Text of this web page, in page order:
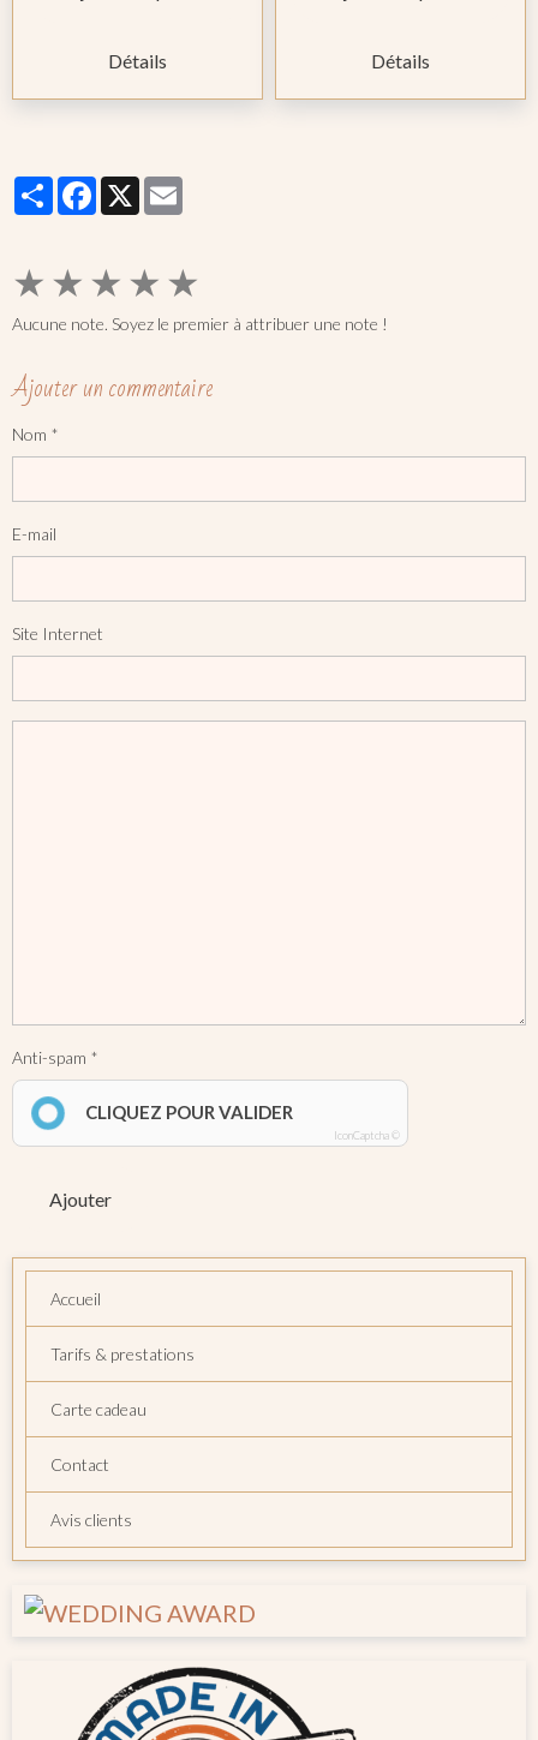
Détails Détails
PartagerFacebook
X
★ ★ ★ ★ ★
Aucune note. Soyez le premier à attribuer une note !
Ajouter un commentaire
Nom
E-mail
Site Internet
Anti-spam
CLIQUEZ POUR VALIDER
IconCaptcha ©
Ajouter
Accueil
Tarifs & prestations
Carte cadeau
Contact
Avis clients